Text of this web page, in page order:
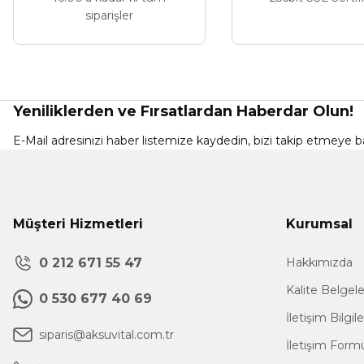
siparişler
Yeniliklerden ve Fırsatlardan Haberdar Olun!
E-Mail adresinizi haber listemize kaydedin, bizi takip etmeye
Müşteri Hizmetleri
0 212 671 55 47
0 530 677 40 69
siparis@aksuvital.com.tr
Kurumsal
Hakkımızda
Kalite
İletişim
İletişim